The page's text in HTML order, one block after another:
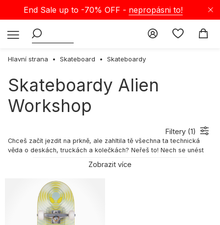
End Sale up to -70% OFF - nepropásni to!
Hlavní strana Skateboard Skateboardy
Skateboardy Alien
Workshop
Filtery (1)
Chceš začít jezdit na prkně, ale zahltila tě všechna ta technická
věda o deskách, truckách a kolečkách? Neřeš to! Nech se unést
technické detaily. Kup si kompletní skateboard a zjisti, co ti sedí.
jízdních technik a prvních triků. Sáhni po řešení, které ti dá křídla!
Mrkni na naši nabídku kompletních skateboardů v Selectshopu!
Co je to kompletní skateboard?
Kompletní skateboard je deska, která obsahuje vše potřebné k
Zobrazit více